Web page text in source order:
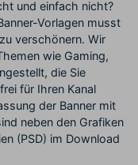
und einfach nicht?
Vorlagen musst
verschönern. Wir
wie Gaming,
die Sie
für Ihren Kanal
der Banner mit
neben den Grafiken
(PSD) im Download